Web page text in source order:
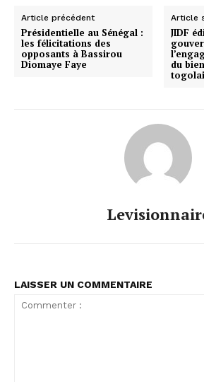
Article précédent
Présidentielle au Sénégal :
les félicitations des
opposants à Bassirou
Diomaye Faye
Article
JIDF
du
LAISSER UN COMMENTAIRE